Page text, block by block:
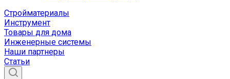
Стройматериалы
Инструмент
Товары для дома
Инженерные системы
Наши партнеры
Статьи